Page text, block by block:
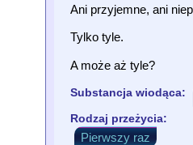
Ani przyjemne, ani
Tylko tyle.
A może aż tyle?
Substancja wiodąca:
Rodzaj przeżycia:
Pierwszy raz